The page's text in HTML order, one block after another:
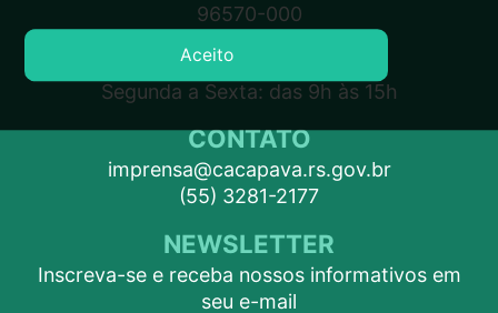
96570-000
ATENDIMENTO
Segunda a Sexta: das 9h às 15h
CONTATO
imprensa@cacapava.rs.gov.br
(55) 3281-2177
NEWSLETTER
Inscreva-se e receba nossos informativos em
seu e-mail
Aceito